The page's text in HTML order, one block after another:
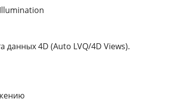
Compound (многолучевое
визуализации
данных 4D (Auto LVQ/4D Views).